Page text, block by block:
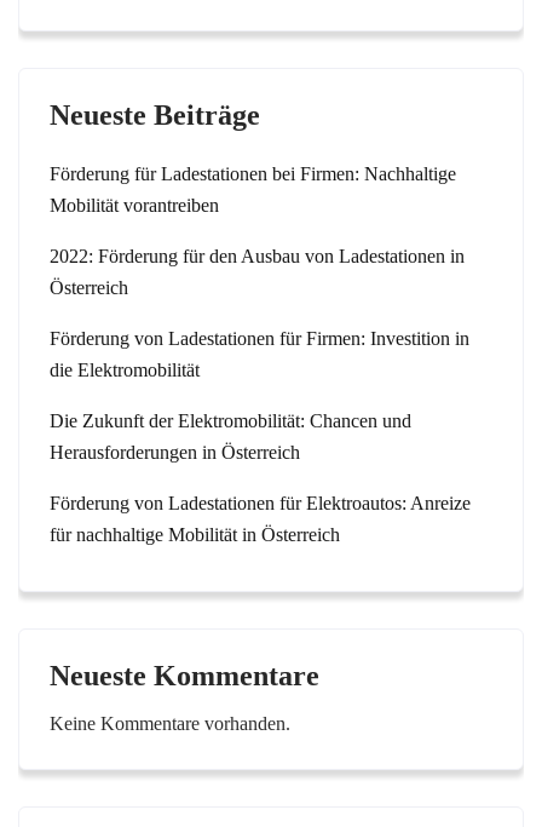
Neueste Beiträge
Förderung für Ladestationen bei Firmen: Nachhaltige
Mobilität vorantreiben
2022: Förderung für den Ausbau von Ladestationen in
Österreich
Förderung von Ladestationen für Firmen: Investition in
die Elektromobilität
Die Zukunft der Elektromobilität: Chancen und
Herausforderungen in Österreich
Förderung von Ladestationen für Elektroautos: Anreize
für nachhaltige Mobilität in Österreich
Neueste Kommentare
Keine Kommentare vorhanden.